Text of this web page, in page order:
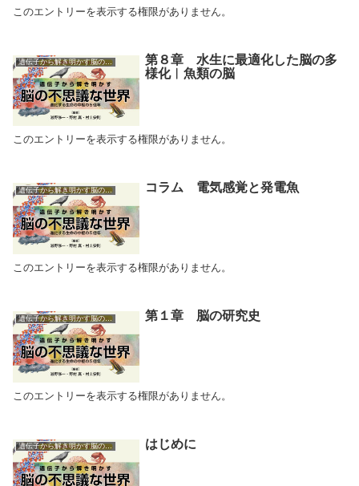
このエントリーを表示する権限がありません。
遺伝子から解き明かす脳の不思議な世界
第８章 水生に最適化した脳の多
様化︱魚類の脳
このエントリーを表示する権限がありません。
遺伝子から解き明かす脳の不思議な世界 コラム 電気感覚と発電魚
このエントリーを表示する権限がありません。
遺伝子から解き明かす脳の不思議な世界 第１章 脳の研究史
このエントリーを表示する権限がありません。
遺伝子から解き明かす脳の不思議な世界 はじめに